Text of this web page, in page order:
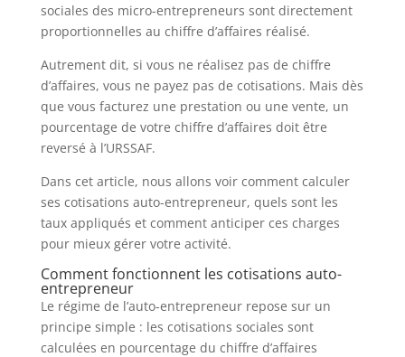
sociales des micro-entrepreneurs sont directement
proportionnelles au chiffre d’affaires réalisé.
Autrement dit, si vous ne réalisez pas de chiffre
d’affaires, vous ne payez pas de cotisations. Mais dès
que vous facturez une prestation ou une vente, un
pourcentage de votre chiffre d’affaires doit être
reversé à l’URSSAF.
Dans cet article, nous allons voir comment calculer
ses cotisations auto-entrepreneur, quels sont les
taux appliqués et comment anticiper ces charges
pour mieux gérer votre activité.
Comment fonctionnent les cotisations auto-
entrepreneur
Le régime de l’auto-entrepreneur repose sur un
principe simple : les cotisations sociales sont
calculées en pourcentage du chiffre d’affaires